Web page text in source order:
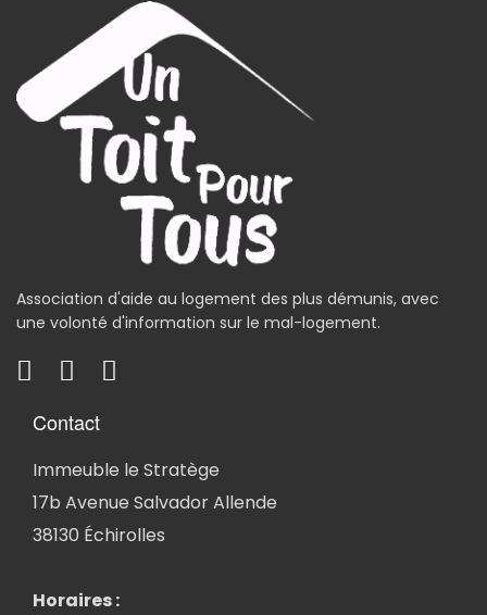
Association d'aide au logement des plus démunis, avec
une volonté d'information sur le mal-logement.
Contact
Immeuble le Stratège
17b Avenue Salvador Allende
38130 Échirolles
Horaires :